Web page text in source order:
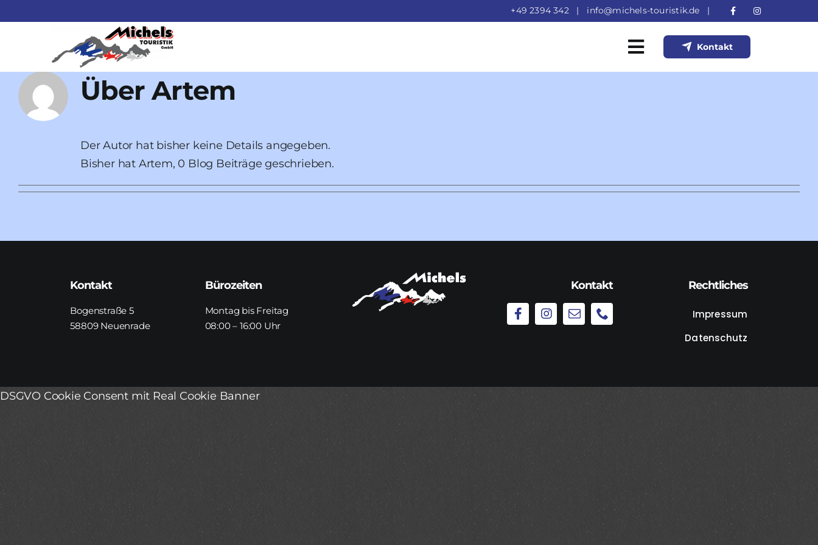
+49 2394 342| info@michels-touristik.de |
Toggle
Kontakt
ÜberArtem
Der Autor hat bisher keine Details angegeben.
Bisher hat Artem, 0 Blog Beiträge geschrieben.
Kontakt
Bogenstraße 5
58809 Neuenrade
Bürozeiten
Montag bis Freitag
08:00 – 16:00 Uhr
Rechtliches
Impressum
Datenschutz
Kontakt
DSGVO Cookie Consent mit Real Cookie Banner